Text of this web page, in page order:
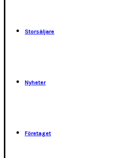
Storsäljare
Nyheter
Företaget